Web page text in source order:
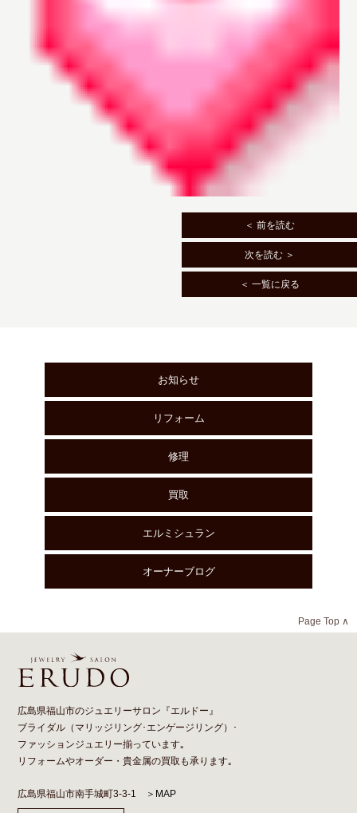
＜ 前を読む
次を読む ＞
＜ 一覧に戻る
お知らせ
リフォーム
修理
買取
エルミシュラン
オーナーブログ
Page Top ∧
広島県福山市のジュエリーサロン『エルドー』
ブライダル（ マリッジリング･ エンゲージリング）･
ファッションジュエリー揃っています｡
リフォームやオーダー ・貴金属の買取も承ります｡
広島県福山市南手城町3-3-1 ＞MAP